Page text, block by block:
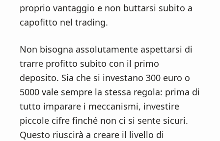
proprio vantaggio e non buttarsi subito a
capofitto nel trading.
Non bisogna assolutamente aspettarsi di
trarre profitto subito con il primo
deposito. Sia che si investano 300 euro o
5000 vale sempre la stessa regola: prima di
tutto imparare i meccanismi, investire
piccole cifre finché non ci si sente sicuri.
Questo riuscirà a creare il livello di